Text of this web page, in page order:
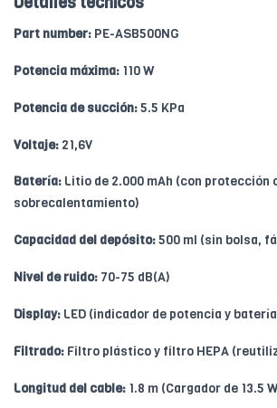
Part number: PE-ASB500NG
Potencia máxima: 110 W
Potencia de succión:5.5 KPa
Voltaje: 21,6V
Batería: Litio de 2.000 mAh (con protección
sobrecalentamiento)
Capacidad del depósito:500 ml (sin bolsa,
Nivel de ruido: 70-75 dB(A)
Display: LED (indicador de potencia y
Filtrado: Filtro plástico y filtro HEPA
Longitud del cable: 1.8 m (Cargador de 13.5